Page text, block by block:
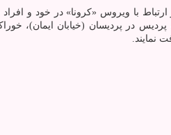
با ویروس «کرونا» در خود و
نمایند.